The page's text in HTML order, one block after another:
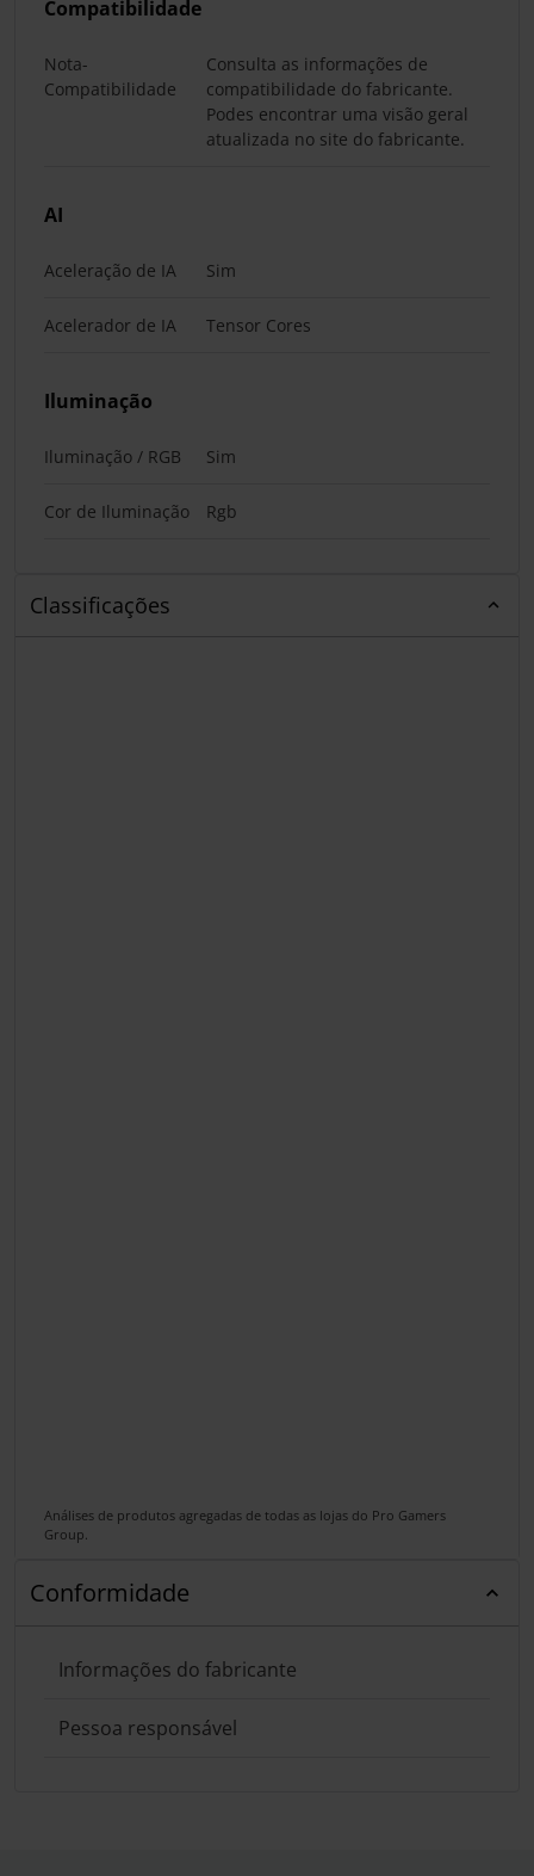
Compatibilidade
Nota-
Compatibilidade
Consulta as informações de
compatibilidade do fabricante.
Podes encontrar uma visão geral
atualizada no site do fabricante.
AI
Aceleração de IA Sim
Acelerador de IA Tensor Cores
Iluminação
Iluminação / RGB Sim
Cor de Iluminação Rgb
Classificações
Análises de produtos agregadas de todas as lojas do Pro Gamers
Group.
Conformidade
Informações do fabricante
Pessoa responsável